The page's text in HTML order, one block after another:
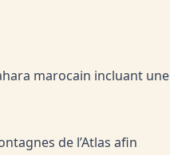
marocain incluant une
de l’Atlas afin